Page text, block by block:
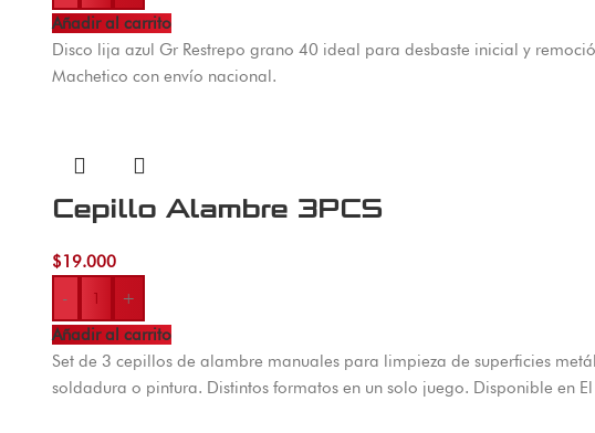
Añadir al carrito
Disco lija azul Gr Restrepo grano 40 ideal para desbaste inicial y
Machetico con envío nacional.
Cepillo Alambre 3PCS
$19.000
-
+
Añadir al carrito
Set de 3 cepillos de alambre manuales para limpieza de superficies
soldadura o pintura. Distintos formatos en un solo juego. Disponible en